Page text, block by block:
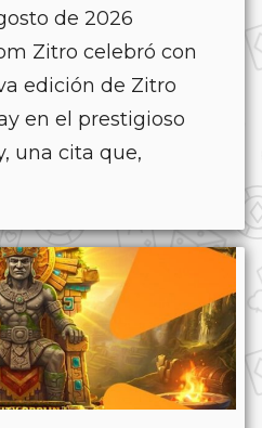
de 2026
Zitro celebró con
edición de Zitro
en el prestigioso
una cita que,